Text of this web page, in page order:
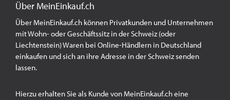
Über MeinEinkauf.ch
Über MeinEinkauf.ch können Privatkunden und Unternehmen
mit Wohn- oder Geschäftssitz in der Schweiz (oder
Liechtenstein) Waren bei Online-Händlern in Deutschland
einkaufen und sich an ihre Adresse in der Schweiz senden
lassen.
Hierzu erhalten Sie als Kunde von MeinEinkauf.ch eine